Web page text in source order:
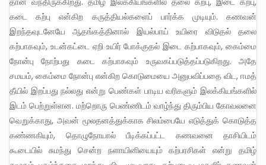
கடை கற்பு என்கிற கருத்தியல்களைப் பார்க்க முடியும். கணவன்
இறந்தவுடனேயே ஆதங்கத்தினால் இயல்பாய் உயிரை விடுதல் தலை
கற்பாகவும், உடன்கட்டை ஏறி உயிர் போக்குதல் இடை கற்பாகவும், கைம்மை
நோன்பு நோற்பது கடை கற்பாகவும் உருவகப்படுத்தப்படுகிறது. அதே
சமயம், கைம்மை நோன்பு என்கிற கொடுமையை அனுபவிப்பதை விட, ஈமத்
தீயில் இறப்பது நல்லது என்று பெண்கள் பாடிய வரிகளும் இலக்கியங்களில்
இடம் பெற்றுள்ளன. மற்றொரு பெண்ணிடம் வாழ்ந்து திரும்பிய கோவலனை
வெறுக்காது, அவன் மூலதனத்துக்காக சிலம்பையே எடுத்துக் கொடுத்த
கண்ணகியும், தொழுநோயால் பீடிக்கப்பட்ட கணவனை தாசியிடம்
கூடையில் சுமந்து சென்ற நளாயினியையும் கற்பரசிகள் என்று தமிழ்